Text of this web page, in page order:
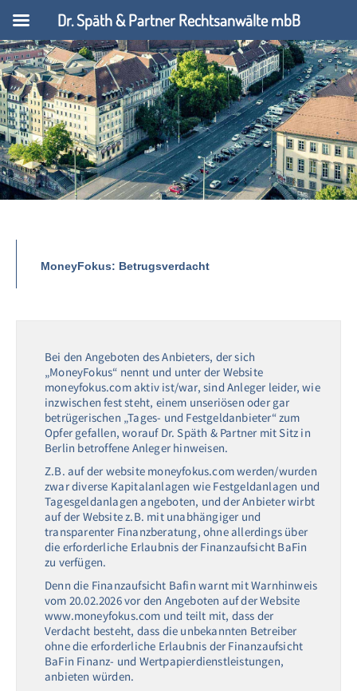
MoneyFokus: Betrugsverdacht
Bei den Angeboten des Anbieters, der sich
„MoneyFokus“ nennt und unter der Website
moneyfokus.com aktiv ist/war, sind Anleger leider, wie
inzwischen fest steht, einem unseriösen oder gar
betrügerischen „Tages- und Festgeldanbieter“ zum
Opfer gefallen, worauf Dr. Späth & Partner mit Sitz in
Berlin betroffene Anleger hinweisen.
Z.B. auf der website moneyfokus.com werden/wurden
zwar diverse Kapitalanlagen wie Festgeldanlagen und
Tagesgeldanlagen angeboten, und der Anbieter wirbt
auf der Website z.B. mit unabhängiger und
transparenter Finanzberatung, ohne allerdings über
die erforderliche Erlaubnis der Finanzaufsicht BaFin
zu verfügen.
Denn die Finanzaufsicht Bafin warnt mit Warnhinweis
vom 20.02.2026 vor den Angeboten auf der Website
www.moneyfokus.com und teilt mit, dass der
Verdacht besteht, dass die unbekannten Betreiber
ohne die erforderliche Erlaubnis der Finanzaufsicht
BaFin Finanz- und Wertpapierdienstleistungen,
anbieten würden.
Dr. Späth & Partner Rechtsanwälte mbB